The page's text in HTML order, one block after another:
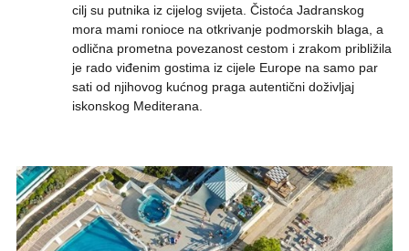
cilj su putnika iz cijelog svijeta. Čistoća Jadranskog
mora mami ronioce na otkrivanje podmorskih blaga, a
odlična prometna povezanost cestom i zrakom približila
je rado viđenim gostima iz cijele Europe na samo par
sati od njihovog kućnog praga autentični doživljaj
iskonskog Mediterana.